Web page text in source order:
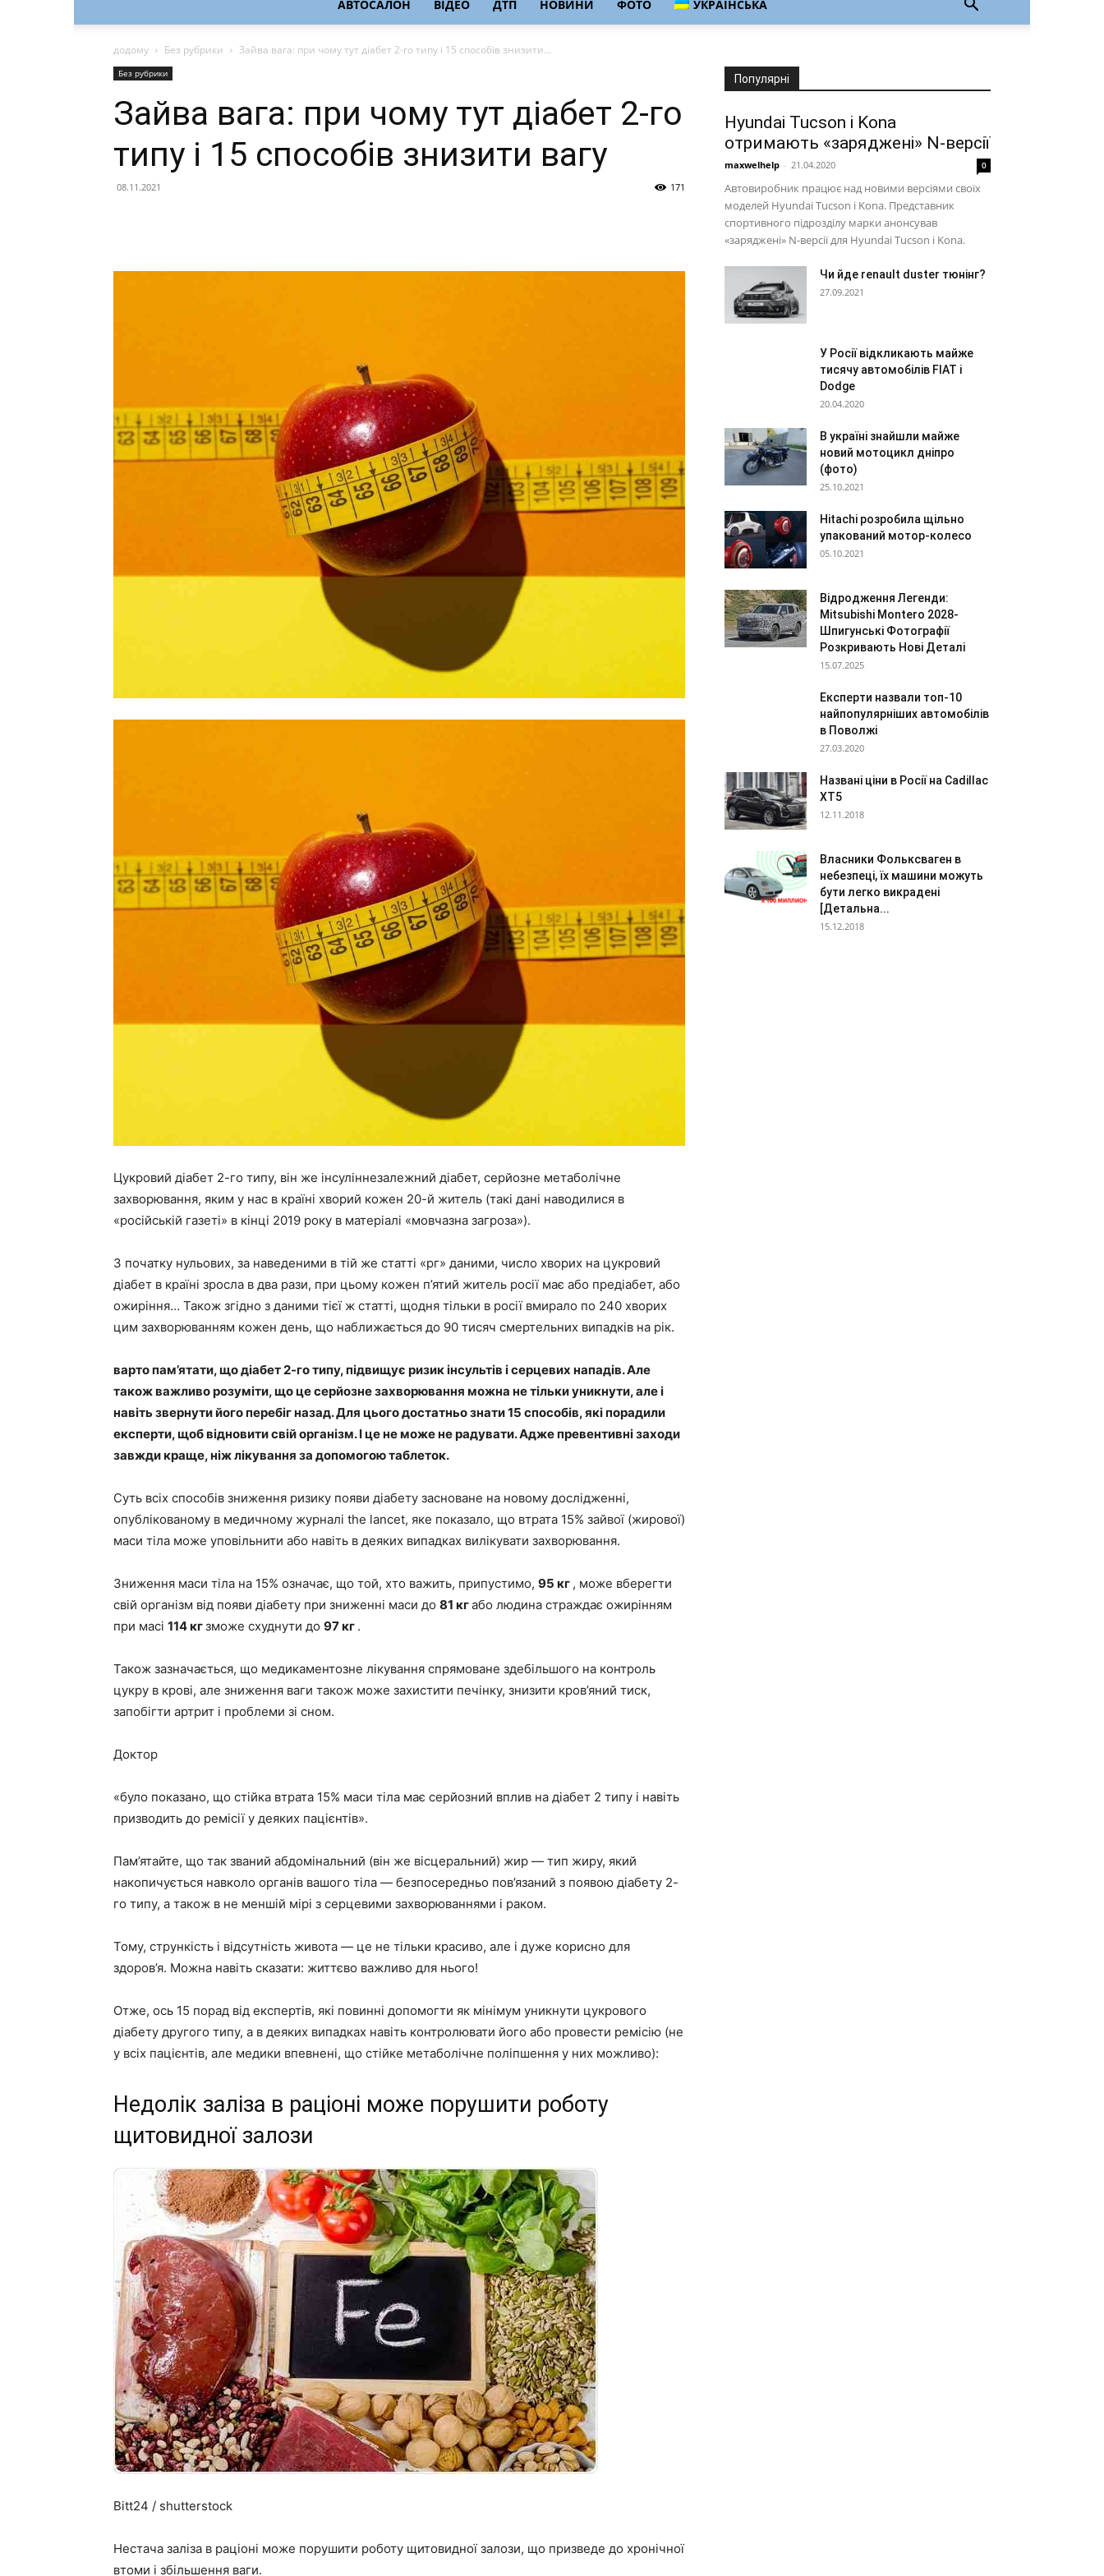
АВТОСАЛОН ВІДЕО ДТП НОВИНИ ФОТО УКРАЇНСЬКА
додому Без рубрики Зайва вага: при чому тут діабет 2-го типу і 15 способів знизити...
Без рубрики
Зайва вага: при чому тут діабет 2-го
типу і 15 способів знизити вагу
08.11.2021 171
Цукровий діабет 2-го типу, він же інсуліннезалежний діабет, серйозне метаболічне
захворювання, яким у нас в країні хворий кожен 20-й житель (такі дані наводилися в
«російській газеті» в кінці 2019 року в матеріалі «мовчазна загроза»).
З початку нульових, за наведеними в тій же статті «рг» даними, число хворих на цукровий
діабет в країні зросла в два рази, при цьому кожен п’ятий житель росії має або предіабет, або
ожиріння… Також згідно з даними тієї ж статті, щодня тільки в росії вмирало по 240 хворих
цим захворюванням кожен день, що наближається до 90 тисяч смертельних випадків на рік.
варто пам’ятати, що діабет 2-го типу, підвищує ризик інсультів і серцевих нападів. Але
також важливо розуміти, що це серйозне захворювання можна не тільки уникнути, але і
навіть звернути його перебіг назад. Для цього достатньо знати 15 способів, які порадили
експерти, щоб відновити свій організм. І це не може не радувати. Адже превентивні заходи
завжди краще, ніж лікування за допомогою таблеток.
Суть всіх способів зниження ризику появи діабету засноване на новому дослідженні,
опублікованому в медичному журналі the lancet, яке показало, що втрата 15% зайвої (жирової)
маси тіла може уповільнити або навіть в деяких випадках вилікувати захворювання.
Зниження маси тіла на 15% означає, що той, хто важить, припустимо, 95 кг , може вберегти
свій організм від появи діабету при зниженні маси до 81 кгабо людина страждає ожирінням
при масі 114 кгзможе схуднути до 97 кг .
Також зазначається, що медикаментозне лікування спрямоване здебільшого на контроль
цукру в крові, але зниження ваги також може захистити печінку, знизити кров’яний тиск,
запобігти артрит і проблеми зі сном.
Доктор
«було показано, що стійка втрата 15% маси тіла має серйозний вплив на діабет 2 типу і навіть
призводить до ремісії у деяких пацієнтів».
Пам’ятайте, що так званий абдомінальний (він же вісцеральний) жир — тип жиру, який
накопичується навколо органів вашого тіла — безпосередньо пов’язаний з появою діабету 2-
го типу, а також в не меншій мірі з серцевими захворюваннями і раком.
Тому, стрункість і відсутність живота — це не тільки красиво, але і дуже корисно для
здоров’я. Можна навіть сказати: життєво важливо для нього!
Отже, ось 15 порад від експертів, які повинні допомогти як мінімум уникнути цукрового
діабету другого типу, а в деяких випадках навіть контролювати його або провести ремісію (не
у всіх пацієнтів, але медики впевнені, що стійке метаболічне поліпшення у них можливо):
Недолік заліза в раціоні може порушити роботу
щитовидної залози
Bitt24 / shutterstock
Нестача заліза в раціоні може порушити роботу щитовидної залози, що призведе до хронічної
втоми і збільшення ваги.
Популярні
Hyundai Tucson і Kona
отримають «заряджені» N-версії
maxwelhelp - 21.04.2020 0
Автовиробник працює над новими версіями своїх
моделей Hyundai Tucson і Kona. Представник
спортивного підрозділу марки анонсував
«заряджені» N-версії для Hyundai Tucson і Kona.
Чи йде renault duster тюнінг?
27.09.2021
У Росії відкликають майже
тисячу автомобілів FIAT і
Dodge
20.04.2020
В україні знайшли майже
новий мотоцикл дніпро
(фото)
25.10.2021
Hitachi розробила щільно
упакований мотор-колесо
05.10.2021
Відродження Легенди:
Mitsubishi Montero 2028-
Шпигунські Фотографії
Розкривають Нові Деталі
15.07.2025
Експерти назвали топ-10
найпопулярніших автомобілів
в Поволжі
27.03.2020
Названі ціни в Росії на Cadillac
XT5
12.11.2018
Власники Фольксваген в
небезпеці, їх машини можуть
бути легко викрадені
[Детальна...
15.12.2018